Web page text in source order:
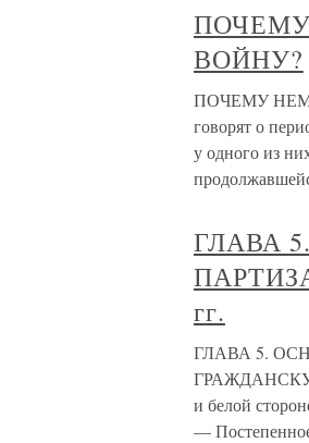
ВОЙНУ?
ПОЧЕМУ
говорят о
у одного из
ГЛАВА
гг.
ГЛАВА 5.
ГРАЖДАНСКУЮ
и белой
—